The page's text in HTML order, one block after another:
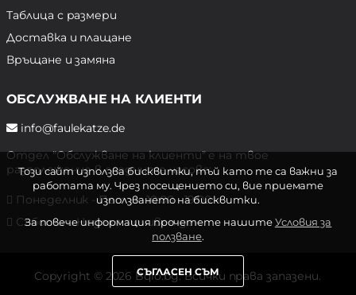
Таблица с размери
Доставка и плащане
Връщане и замяна
ОБСЛУЖВАНЕ НА КЛИЕНТИ
info@faulekatze.de
Отдел "Обслужване на клиенти" е на твое
разположение в следните часове:
Понеделник - Петък: 10:00 - 19:00 ч.
Събота и Неделя: почивен ден
Copyright © 2026 Bqlo.bg. Всички права запазени.
Този сайт използва бисквитки, тъй като те са важни за
работата му. Чрез посещението си, вие приемате
използването на бисквитки.
За повече информация прочетете нашитеУсловия за
ползване.
СЪГЛАСЕН СЪМ